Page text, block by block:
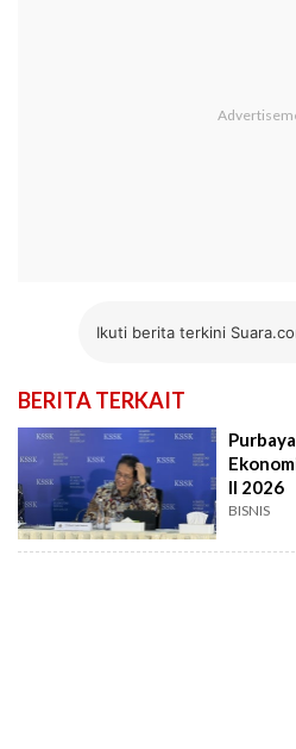
Ikuti berita terkini
BERITA TERKAIT
II 2026
BISNIS